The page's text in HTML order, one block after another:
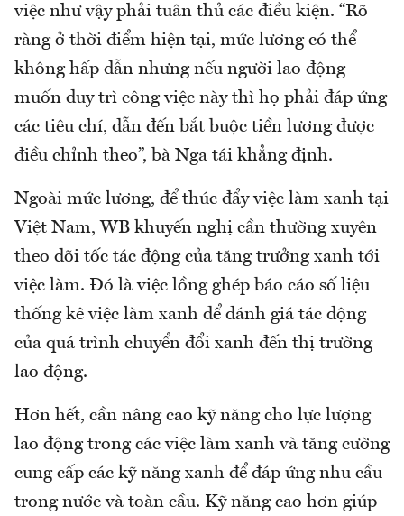
việc như vậy phải tuân thủ các điều kiện. “Rõ
ràng ở thời điểm hiện tại, mức lương có thể
không hấp dẫn nhưng nếu người lao động
muốn duy trì công việc này thì họ phải đáp ứng
các tiêu chí, dẫn đến bắt buộc tiền lương được
điều chỉnh theo”, bà Nga tái khẳng định.
Ngoài mức lương, để thúc đẩy việc làm xanh tại
Việt Nam, WB khuyến nghị cần thường xuyên
theo dõi tốc tác động của tăng trưởng xanh tới
việc làm. Đó là việc lồng ghép báo cáo số liệu
thống kê việc làm xanh để đánh giá tác động
của quá trình chuyển đổi xanh đến thị trường
lao động.
Hơn hết, cần nâng cao kỹ năng cho lực lượng
lao động trong các việc làm xanh và tăng cường
cung cấp các kỹ năng xanh để đáp ứng nhu cầu
trong nước và toàn cầu. Kỹ năng cao hơn giúp